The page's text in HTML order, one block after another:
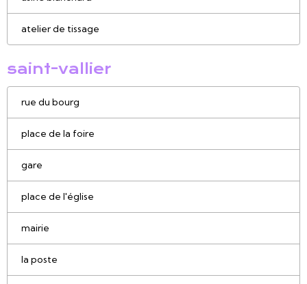
atelier de tissage
saint-vallier
rue du bourg
place de la foire
gare
place de l'église
mairie
la poste